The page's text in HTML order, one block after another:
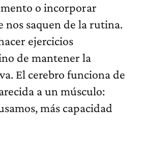
o incorporar
nos saquen de la rutina.
ejercicios
de mantener la
El cerebro funciona de
a un músculo:
más capacidad